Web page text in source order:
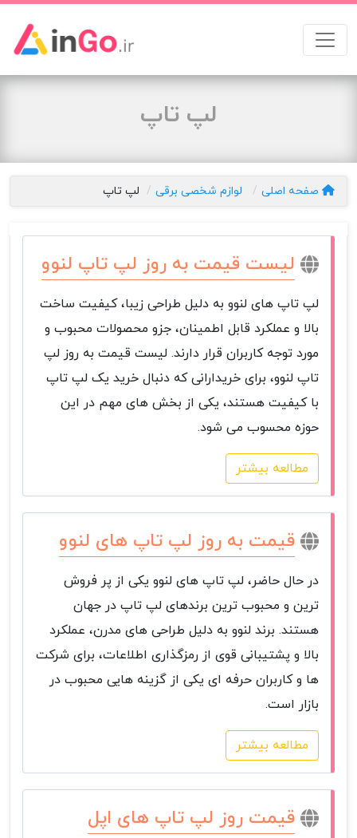
لپ تاپ
صفحه اصلی لوازم شخصی برقی لپ تاپ
لیست قیمت به روز لپ تاپ لنوو
لپ تاپ های لنوو به دلیل طراحی زیبا، کیفیت ساخت
بالا و عملکرد قابل اطمینان، جزو محصولات محبوب و
مورد توجه کاربران قرار دارند. لیست قیمت به روز لپ
تاپ لنوو، برای خریدارانی که دنبال خرید یک لپ تاپ
با کیفیت هستند، یکی از بخش های مهم در این
حوزه محسوب می شود.
مطالعه بیشتر
قیمت به روز لپ تاپ های لنوو
در حال حاضر، لپ تاپ های لنوو یکی از پر فروش
ترین و محبوب ترین برندهای لپ تاپ در جهان
هستند. برند لنوو به دلیل طراحی های مدرن، عملکرد
بالا و پشتیبانی قوی از رمزگذاری اطلاعات، برای شرکت
ها و کاربران حرفه ای یکی از گزینه هایی محبوب در
بازار است.
مطالعه بیشتر
قیمت روز لپ تاپ های اپل